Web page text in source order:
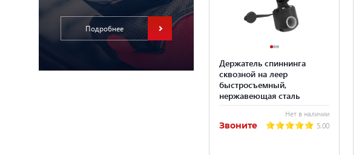
Подробнее
Держатель спиннинга
сквозной на леер
быстросъемный,
нержавеющая сталь
Нет в наличии
Звоните 5.00